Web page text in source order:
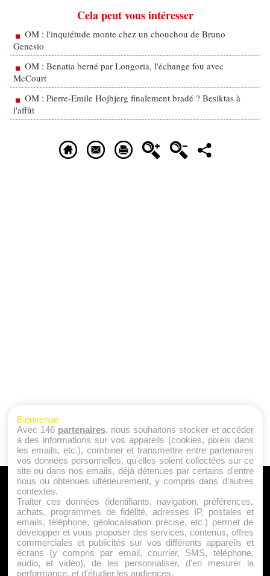
Cela peut vous intéresser
OM : l'inquiétude monte chez un chouchou de Bruno
Genesio
OM : Benatia berné par Longoria, l'échange fou avec
McCourt
OM : Pierre-Emile Hojbjerg finalement bradé ? Besiktas à
l'affût
A PROPOS
Qui sommes nous ?
Mentions Légales
Publicité
Politique de Cookies
Contact
Bienvenue
Avec 146 partenaires, nous souhaitons stocker et accéder
à des informations sur vos appareils (cookies, pixels dans
les emails, etc.), combiner et transmettre entre partenaires
vos données personnelles, qu'elles soient collectées sur ce
site ou dans nos emails, déjà détenues par certains d'entre
nous ou obtenues ultérieurement, y compris dans d'autres
contextes.
Traiter ces données (identifiants, navigation, préférences,
achats, programmes de fidélité, adresses IP, postales et
emails, téléphone, géolocalisation précise, etc.) permet de
développer et vous proposer des services, contenus, offres
commerciales et publicités sur vos différents appareils et
écrans (y compris par email, courrier, SMS, téléphone,
audio, et vidéo), de les personnaliser, d'en mesurer la
performance, et d'étudier les audiences.